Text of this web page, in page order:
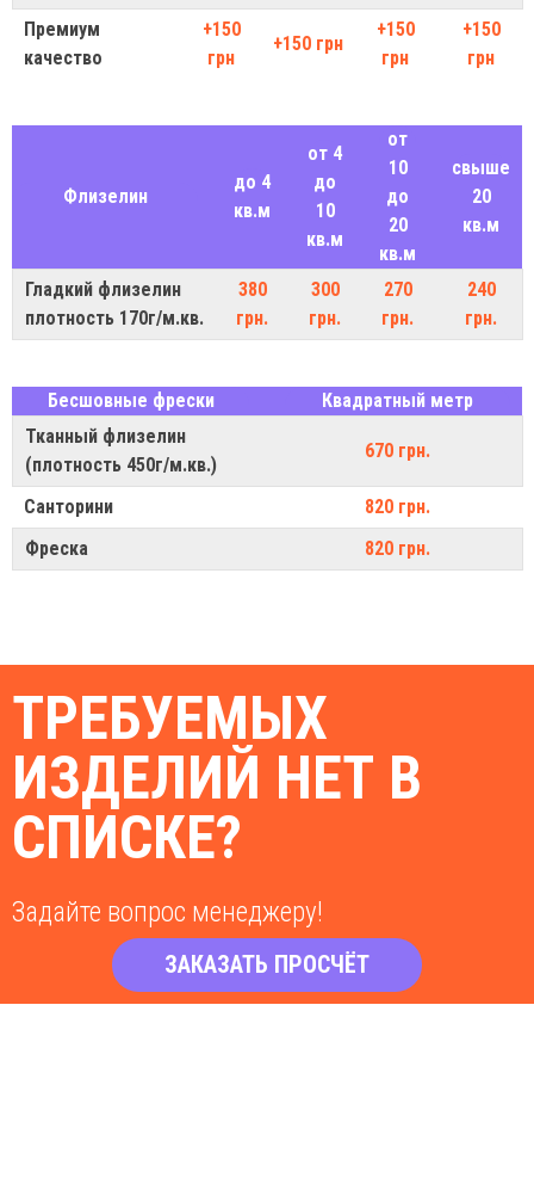
Премиум
качество
+150
грн
+150 грн
+150
грн
+150
грн
Флизелин
до 4
кв.м
от 4
до
10
кв.м
от
10
до
20
кв.м
свыше
20
кв.м
Гладкий флизелин
плотность 170г/м.кв.
380
грн.
300
грн.
270
грн.
240
грн.
Бесшовные фрески
Квадратный метр
Тканный флизелин
(плотность 450г/м.кв.)
670 грн.
Санторини
820 грн.
Фреска
820 грн.
ТРЕБУЕМЫХ
ИЗДЕЛИЙ НЕТ В
СПИСКЕ?
Задайте вопрос менеджеру!
ЗАКАЗАТЬ ПРОСЧЁТ